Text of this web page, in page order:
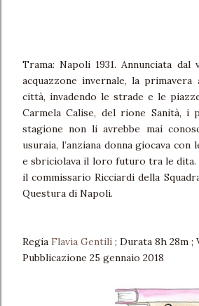
Trama: Napoli 1931. Annunciata dal
acquazzone invernale, la
città, invadendo le strade e le
Carmela Calise, del rione Sanità, i
stagione non li avrebbe mai
usuraia, l’anziana donna giocava
e sbriciolava il loro futuro tra le dita.
il commissario Ricciardi della
Questura di Napoli.
Regia Flavia Gentili ; Durata 8h 28m ;
Pubblicazione 25 gennaio 2018